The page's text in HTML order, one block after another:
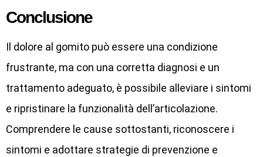
Conclusione
Il dolore al gomito può essere una condizione
frustrante, ma con una corretta diagnosi e un
trattamento adeguato, è possibile alleviare i sintomi
e ripristinare la funzionalità dell’articolazione.
Comprendere le cause sottostanti, riconoscere i
sintomi e adottare strategie di prevenzione e